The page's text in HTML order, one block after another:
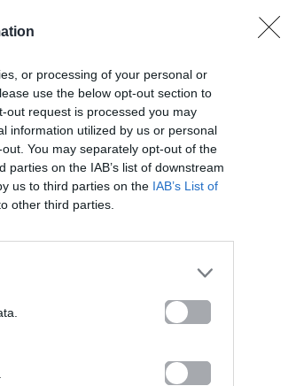
or processing of your personal or
use the below opt-out section to
out request is processed you may
information utilized by us or personal
You may separately opt-out of the
on the IAB’s list of downstream
us to third parties on the IAB’s List of
other third parties.